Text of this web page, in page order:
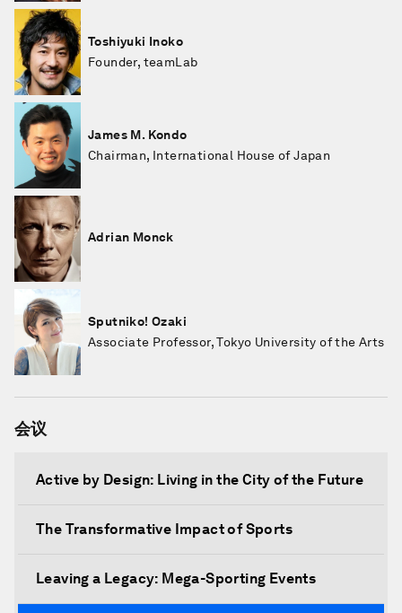
Toshiyuki Inoko
Founder, teamLab
James M. Kondo
Chairman, International House of Japan
Adrian Monck
Sputniko! Ozaki
Associate Professor, Tokyo University of the Arts
会议
Active by Design: Living in the City of the Future
The Transformative Impact of Sports
Leaving a Legacy: Mega-Sporting Events